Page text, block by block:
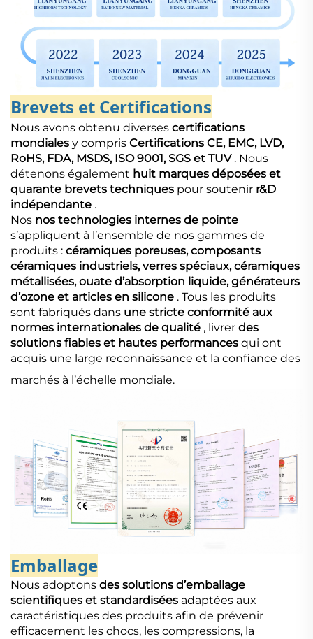
Brevets et Certifications
Nous avons obtenu diverses certifications
mondiales y compris Certifications CE, EMC, LVD,
RoHS, FDA, MSDS, ISO 9001, SGS et TUV . Nous
détenons également huit marques déposées et
quarante brevets techniques pour soutenir r&D
indépendante .
Nos nos technologies internes de pointe
s’appliquent à l’ensemble de nos gammes de
produits : céramiques poreuses, composants
céramiques industriels, verres spéciaux, céramiques
métallisées, ouate d’absorption liquide, générateurs
d’ozone et articles en silicone . Tous les produits
sont fabriqués dans une stricte conformité aux
normes internationales de qualité , livrer des
solutions fiables et hautes performances qui ont
acquis une large reconnaissance et la confiance des
marchés à l’échelle mondiale.
Emballage
Nous adoptons des solutions d’emballage
scientifiques et standardisées adaptées aux
caractéristiques des produits afin de prévenir
efficacement les chocs, les compressions, la